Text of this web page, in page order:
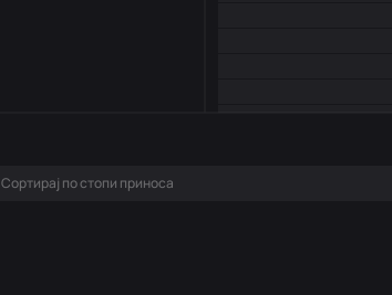
Сортирај по стопи приноса